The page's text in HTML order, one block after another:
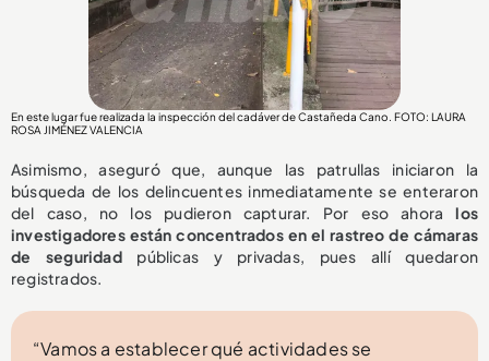
En este lugar fue realizada la inspección del cadáver de Castañeda Cano. FOTO: LAURA
ROSA JIMÉNEZ VALENCIA
Asimismo, aseguró que, aunque las patrullas iniciaron la
búsqueda de los delincuentes inmediatamente se enteraron
del caso, no los pudieron capturar. Por eso ahoralos
investigadores están concentrados en el rastreo de cámaras
de seguridad públicas y privadas, pues allí quedaron
registrados.
“Vamos a establecer qué actividades se